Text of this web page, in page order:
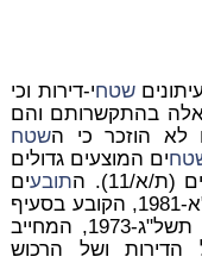
שטחי-דירות וכי
בהתקשרותם והם
לא הוזכר כי השטח
ים המוצעים גדולים
א/11). ה תובעים
מסתמכים על חוק הגנת הצרכן, תשמ"א-1981, הקובע בסעיף
4 שלו, שכותרתו, "חובת גילוי לצרכן", תשל"ג-1973, המחייב
של הדירות ושל הרכוש